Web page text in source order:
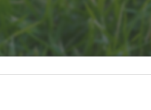
フィッティング